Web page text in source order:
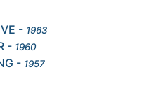
- 1963
- 1960
- 1957